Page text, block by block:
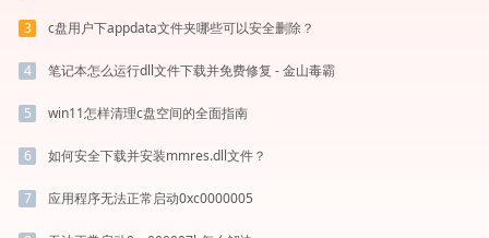
3 c盘用户下appdata文件夹哪些可以安全删除？
4 笔记本怎么运行dll文件下载并免费修复 - 金山毒霸
5 win11怎样清理c盘空间的全面指南
6 如何安全下载并安装mmres.dll文件？
7 应用程序无法正常启动0xc0000005